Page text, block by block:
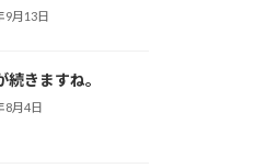
9月13日
続きますね。
8月4日